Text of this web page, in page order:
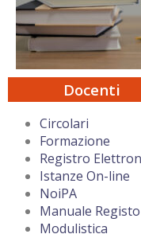
Docenti
Circolari
Formazione
Registro
Istanze On-line
NoiPA
Manuale
Modulistica